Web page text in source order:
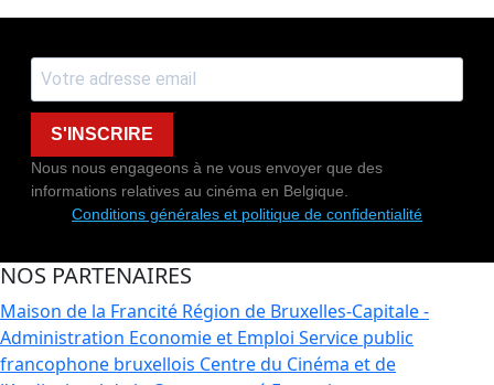
S'INSCRIRE
Nous nous engageons à ne vous envoyer que des
informations relatives au cinéma en Belgique.
Conditions générales et politique de confidentialité
NOS PARTENAIRES
Maison de la Francité Région de Bruxelles-Capitale -
Administration Economie et Emploi Service public
francophone bruxellois Centre du Cinéma et de